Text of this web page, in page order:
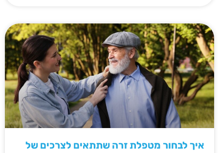
איך לבחור מטפלת זרה שתתאים לצרכים של